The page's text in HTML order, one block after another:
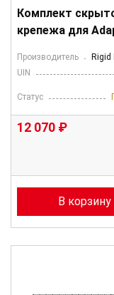
Комплект
крепежа для
Производитель
Rigid
UIN
Статус
12 070 ₽
В корзину